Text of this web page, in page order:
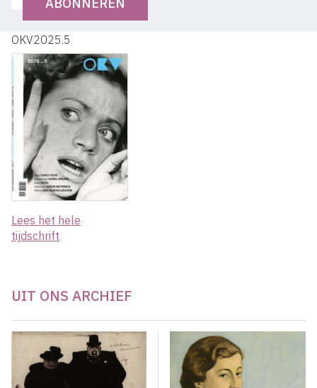
ABONNEREN
OKV2025.5
Lees het hele
tijdschrift
UIT ONS ARCHIEF